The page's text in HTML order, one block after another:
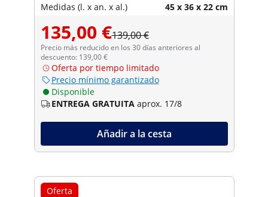
Medidas (l. x an. x al.) 45 x 36 x 22 cm
135,00 €139,00 €
Precio más reducido en los 30 días anteriores al
descuento: 139,00 €
Oferta por tiempo limitado
Precio mínimo garantizado
Disponible
ENTREGA GRATUITA aprox. 17/8
Añadir a la cesta
Oferta